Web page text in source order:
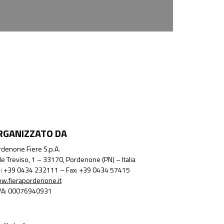
DA
Fiere S.p.A.
Treviso, 1 – 33170, Pordenone (PN) – Italia
+39 0434 232111 – Fax: +39 0434 57415
00076940931